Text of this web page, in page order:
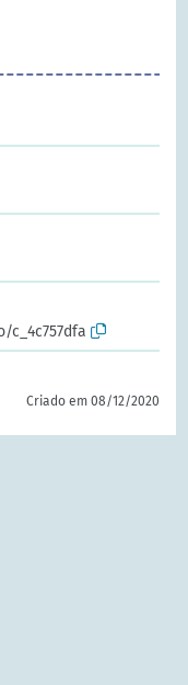
Criado em 08/12/2020